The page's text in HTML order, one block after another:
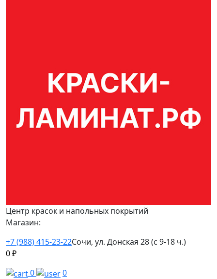
Центр красок и напольных покрытий
Магазин:
+7 (988) 415-23-22Сочи, ул. Донская 28 (с 9-18 ч.)
0₽
0
0